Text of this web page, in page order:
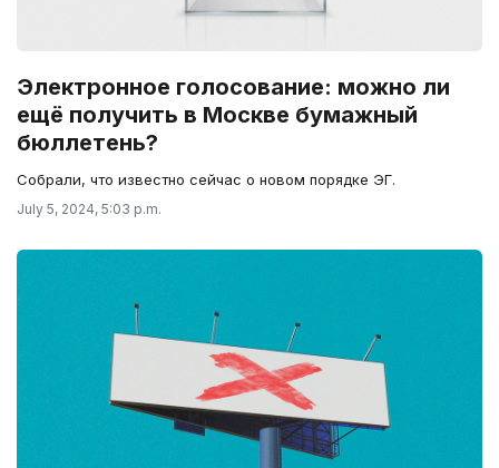
Электронное голосование: можно ли
ещё получить в Москве бумажный
бюллетень?
Собрали, что известно сейчас о новом порядке ЭГ.
July 5, 2024, 5:03 p.m.